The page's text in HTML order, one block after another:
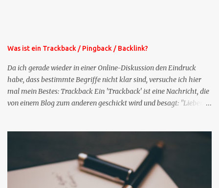
Was ist ein Trackback / Pingback / Backlink?
Da ich gerade wieder in einer Online-Diskussion den Eindruck
habe, dass bestimmte Begriffe nicht klar sind, versuche ich hier
mal mein Bestes: Trackback Ein 'Trackback' ist eine Nachricht, die
von einem Blog zum anderen geschickt wird und besagt: "Lieber
was ich zu deinem Inhalt zu sagen hatte." Diese
Nachrichtenfunktion wird 'angestoßen' in dem 'mein' Blog an die
'TrackbackURL' des Anderen einen 'Ping' schickt, d.h. ein paar
Parameter übergibt (URL meines Eintrags, Kurzzitat meines